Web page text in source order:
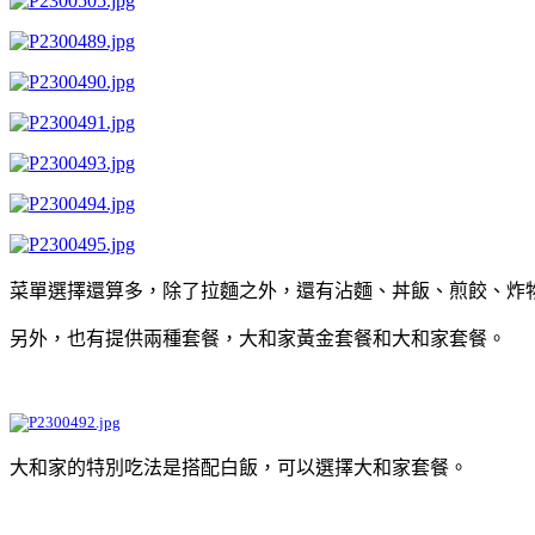
菜單選擇還算多，除了拉麵之外，還有沾麵、丼飯、煎餃、炸
另外，也有提供兩種套餐，大和家黃金套餐和大和家套餐。
大和家的特別吃法是搭配白飯，可以選擇大和家套餐。